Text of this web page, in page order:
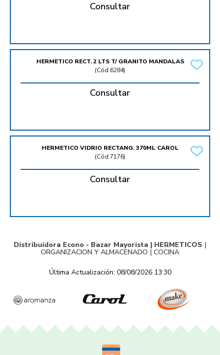
Consultar
HERMETICO RECT. 2 LTS T/ GRANITO MANDALAS
(Cód.6284)
Consultar
HERMETICO VIDRIO RECTANG. 370ML CAROL
(Cód.7176)
Consultar
Distribuidora Econo - Bazar Mayorista | HERMETICOS |
ORGANIZACION Y ALMACENADO | COCINA
Última Actualización: 08/08/2026 13:30